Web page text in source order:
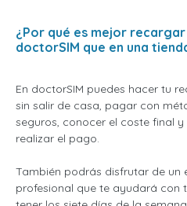
¿Por qué es mejor recargar
doctorSIM que en una
En doctorSIM puedes hacer tu
sin salir de casa, pagar con
seguros, conocer el coste final
realizar el pago.
También podrás disfrutar de un
profesional que te ayudará con